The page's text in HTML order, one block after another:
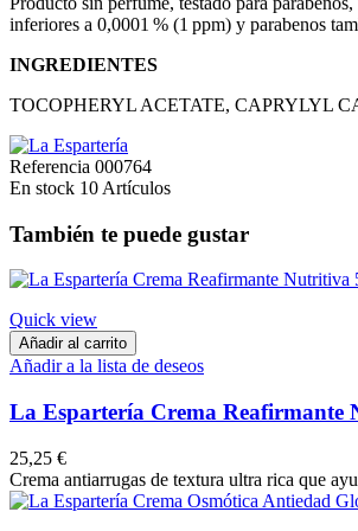
inferiores a 0,0001 % (1 ppm) y parabenos
INGREDIENTES
TOCOPHERYL ACETATE, CAPRYLYL
Referencia 000764
En stock 10 Artículos
También te puede gustar
Quick view
Añadir al carrito
Añadir a la lista de deseos
La Espartería Crema Reafirmante
25,25 €
Crema antiarrugas de textura ultra rica que